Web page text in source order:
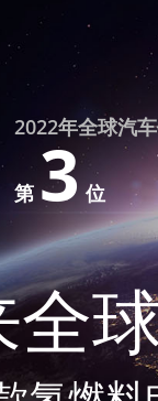
2022年全球汽
第 3 位